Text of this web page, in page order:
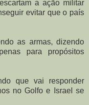
a ação militar
evitar que o país
as armas, dizendo
para propósitos
que vai responder
no Golfo e Israel se